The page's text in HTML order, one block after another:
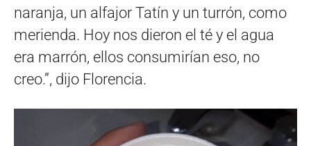
naranja, un alfajor Tatín y un turrón, como
merienda. Hoy nos dieron el té y el agua
era marrón, ellos consumirían eso, no
creo.”, dijo Florencia.